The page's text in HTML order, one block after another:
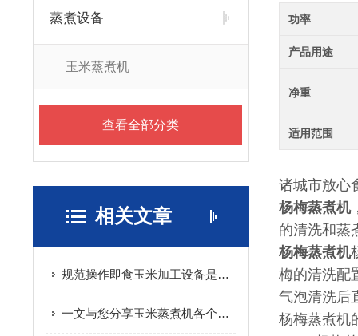
蒸煮设备
玉米蒸煮机
查看全部分类
相关文章
规范操作即食玉米加工设备是保障产品加工质量与生产效率的关键
一文与您分享玉米蒸煮机各个组成部件所起到的作用
功率
产品用途
净重
适用范围
诸城市放心
杨梅蒸煮机
的清洗和蒸
杨梅蒸煮机
梅的清洗配
气泡清洗后
杨梅蒸煮机